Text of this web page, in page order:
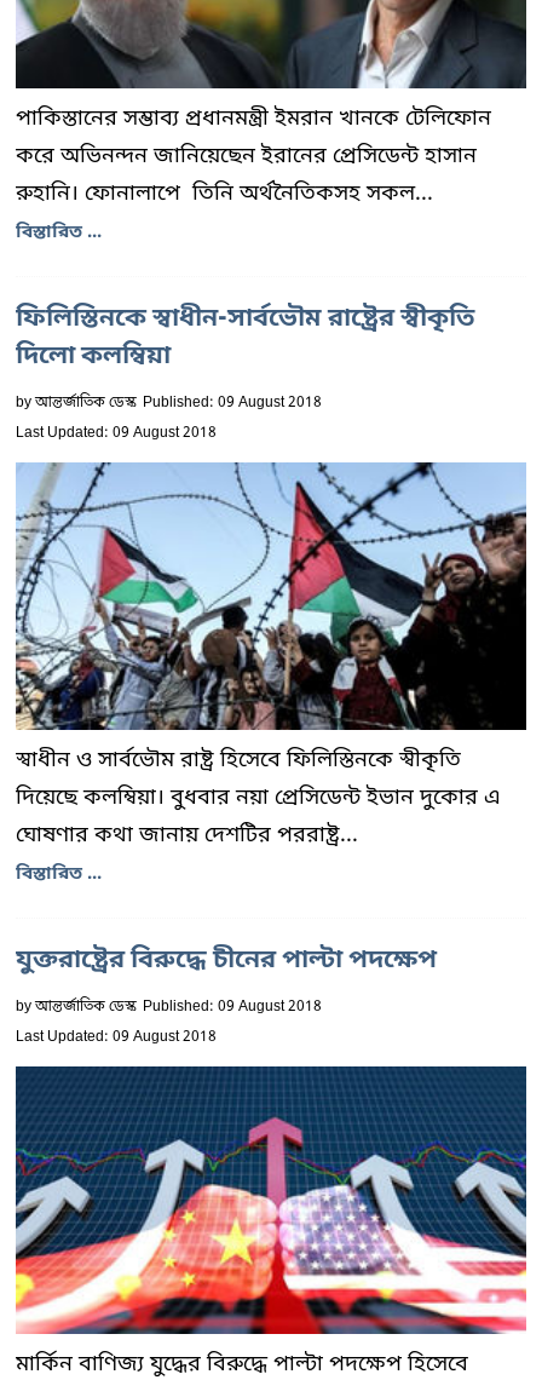
পাকিস্তানের সম্ভাব্য প্রধানমন্ত্রী ইমরান খানকে টেলিফোন
করে অভিনন্দন জানিয়েছেন ইরানের প্রেসিডেন্ট হাসান
রুহানি। ফোনালাপে তিনি অর্থনৈতিকসহ সকল...
বিস্তারিত ...
ফিলিস্তিনকে স্বাধীন-সার্বভৌম রাষ্ট্রের স্বীকৃতি
দিলো কলম্বিয়া
byআন্তর্জাতিক ডেস্ক Published: 09 August 2018
Last Updated: 09 August 2018
স্বাধীন ও সার্বভৌম রাষ্ট্র হিসেবে ফিলিস্তিনকে স্বীকৃতি
দিয়েছে কলম্বিয়া। বুধবার নয়া প্রেসিডেন্ট ইভান দুকোর এ
ঘোষণার কথা জানায় দেশটির পররাষ্ট্র...
বিস্তারিত ...
যুক্তরাষ্ট্রের বিরুদ্ধে চীনের পাল্টা পদক্ষেপ
byআন্তর্জাতিক ডেস্ক Published: 09 August 2018
Last Updated: 09 August 2018
মার্কিন বাণিজ্য যুদ্ধের বিরুদ্ধে পাল্টা পদক্ষেপ হিসেবে